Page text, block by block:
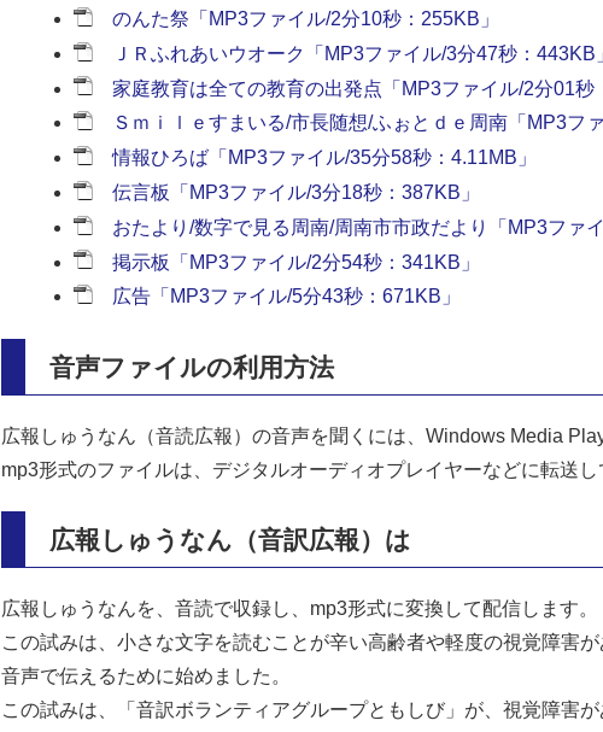
のんた祭「MP3ファイル/2分10秒：255KB」
ＪＲふれあいウオーク「MP3ファイル/3分47秒：443KB
家庭教育は全ての教育の出発点「MP3ファイル/2分01秒
Ｓｍｉｌｅすまいる/市長随想/ふぉとｄｅ周南「MP3フ
情報ひろば「MP3ファイル/35分58秒：4.11MB」
伝言板「MP3ファイル/3分18秒：387KB」
おたより/数字で見る周南/周南市市政だより「MP3ファ
掲示板「MP3ファイル/2分54秒：341KB」
広告「MP3ファイル/5分43秒：671KB」
音声ファイルの利用方法
広報しゅうなん（音読広報）の音声を聞くには、Windows Media
mp3形式のファイルは、デジタルオーディオプレイヤーなどに転送し
広報しゅうなん（音訳広報）は
広報しゅうなんを、音読で収録し、mp3形式に変換して配信します。
この試みは、小さな文字を読むことが辛い高齢者や軽度の視覚障害
音声で伝えるために始めました。
この試みは、「音訳ボランティアグループともしび」が、視覚障害